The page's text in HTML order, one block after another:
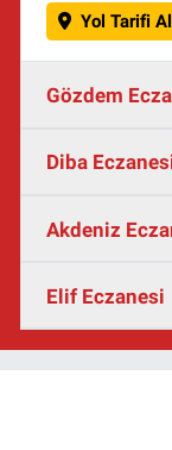
Yol Tarifi Al
Gözdem
Diba
Akdeniz
Elif Eczanesi